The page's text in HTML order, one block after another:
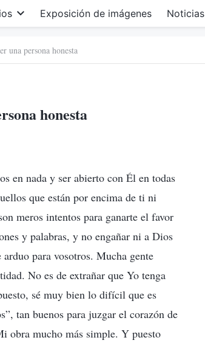
Exposición de imágenes Noticias
una persona honesta
honesta
en nada y ser abierto con Él en todas
que están por encima de ti ni
meros intentos para ganarte el favor
y palabras, y no engañar ni a Dios
para vosotros. Mucha gente
No es de extrañar que Yo tenga
sé muy bien lo difícil que es
tan buenos para juzgar el corazón de
obra mucho más simple. Y puesto